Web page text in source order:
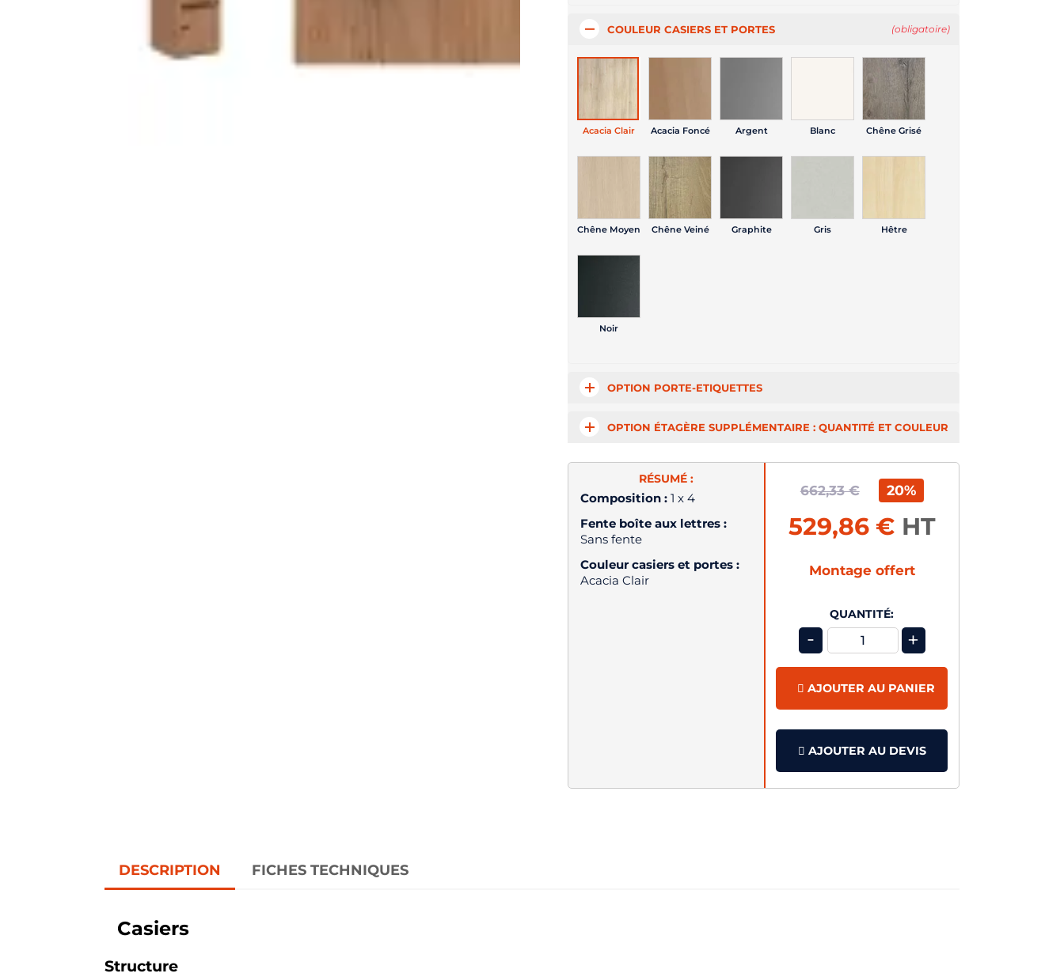
COULEUR CASIERS ET PORTES (obligatoire)
Acacia Clair Acacia Foncé Argent Blanc Chêne Grisé
Chêne Moyen Chêne Veiné Graphite Gris Hêtre
Noir
OPTION PORTE-ETIQUETTES
OPTION ÉTAGÈRE SUPPLÉMENTAIRE : QUANTITÉ ET COULEUR
RÉSUMÉ :
Composition : 1 x 4
Fente boîte aux lettres :
Sans fente
Couleur casiers et portes :
Acacia Clair
662,33 € 20%
529,86 € HT
Montage offert
QUANTITÉ:
- +
AJOUTER AU PANIER
AJOUTER AU DEVIS
DESCRIPTION FICHES TECHNIQUES
Casiers
Structure